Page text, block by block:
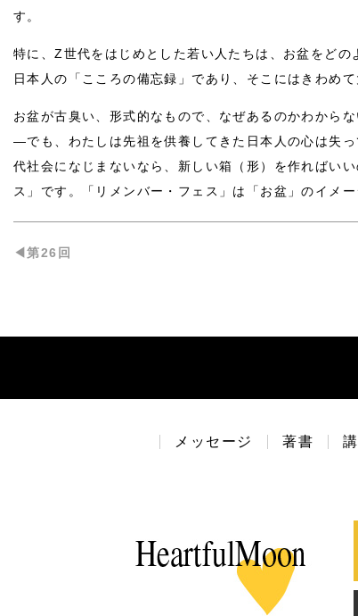
す。
特に、Z世代をはじめとした若い人たちは、お盆をど
日本人の「こころの備忘録」であり、そこにはきわめて
お盆が古臭い、形式的なもので、なぜあるのかわから
―でも、わたしは先祖を供養してきた日本人の心は失
代社会になじまないなら、新しい箱（形）を作ればい
ス」です。「リメンバー・フェス」は「お盆」のイメ
◀︎第26回
メッセージ 著書